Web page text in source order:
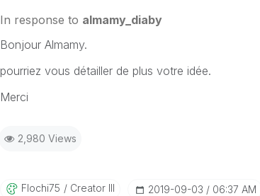
In response to almamy_diaby
Bonjour Almamy.
pourriez vous détailler de plus votre idée.
Merci
2,980 Views
Flochi75 Creator III ‎2019-09-03 06:37 AM